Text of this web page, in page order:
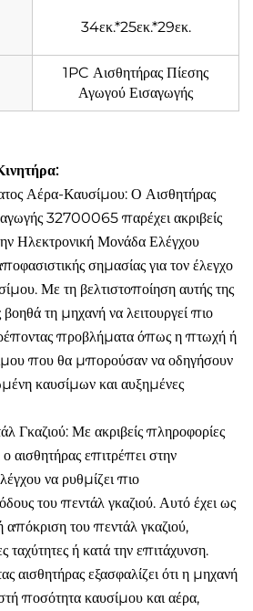
34εκ.*25εκ.*29εκ.
1PC Αισθητήρας Πίεσης
Αγωγού Εισαγωγής
Αέρα-Καυσίμου: Ο Αισθητήρας
32700065 παρέχει ακριβείς
Ηλεκτρονική Μονάδα Ελέγχου
σημασίας για τον έλεγχο
Με τη βελτιστοποίηση αυτής της
βοηθά τη μηχανή να λειτουργεί πιο
προβλήματα όπως η πτωχή ή
που θα μπορούσαν να οδηγήσουν
καυσίμων και αυξημένες
Γκαζιού: Με ακριβείς πληροφορίες
αισθητήρας επιτρέπει στην
να ρυθμίζει πιο
του πεντάλ γκαζιού. Αυτό έχει ως
του πεντάλ γκαζιού,
ταχύτητες ή κατά την επιτάχυνση.
αισθητήρας εξασφαλίζει ότι η μηχανή
ποσότητα καυσίμου και αέρα,